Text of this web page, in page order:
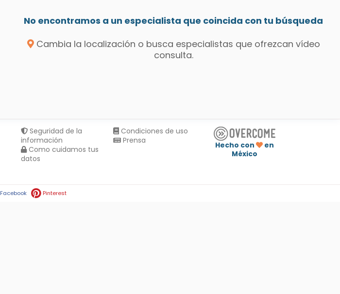
No encontramos a un especialista que coincida con tu búsqueda
Cambia la localización o busca especialistas que ofrezcan vídeo
consulta.
Seguridad de la
información
Como cuidamos tus
datos
Condiciones de uso
Prensa
Hecho con
en
México
Facebook Pinterest